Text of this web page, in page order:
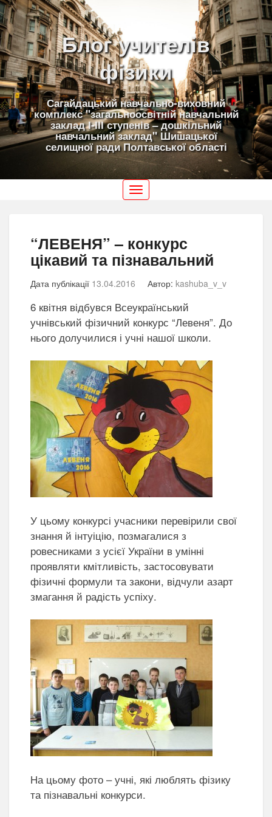
Блог учителів
фізики
Сагайдацький навчально-виховний
комплекс "загальноосвітній навчальний
заклад І-ІІІ ступенів – дошкільний
навчальний заклад" Шишацької
селищної ради Полтавської області
Toggle
navigation
“ЛЕВЕНЯ” – конкурс
цікавий та пізнавальний
Дата публікації 13.04.2016 Автор: kashuba_v_v
6 квітня відбувся Всеукраїнський
учнівський фізичний конкурс “Левеня”. До
нього долучилися і учні нашої школи.
У цьому конкурсі учасники перевірили свої
знання й інтуіцію, позмагалися з
ровесниками з усієї України в умінні
проявляти кмітливість, застосовувати
фізичні формули та закони, відчули азарт
змагання й радість успіху.
На цьому фото – учні, які люблять фізику
та пізнавальні конкурси.